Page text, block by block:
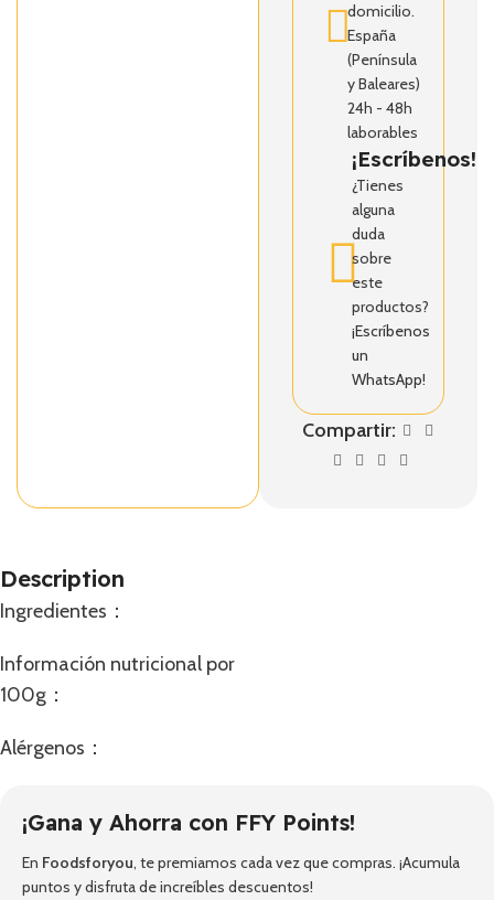
domicilio.
España
(Península
y Baleares)
24h - 48h
laborables
¡Escríbenos!
¿Tienes
alguna
duda
sobre
este
productos?
¡Escríbenos
un
WhatsApp!
Compartir:
Description
Ingredientes：
Información nutricional por
100g：
Alérgenos：
¡Gana y Ahorra con FFY Points!
En Foodsforyou, te premiamos cada vez que compras. ¡Acumula
puntos y disfruta de increíbles descuentos!